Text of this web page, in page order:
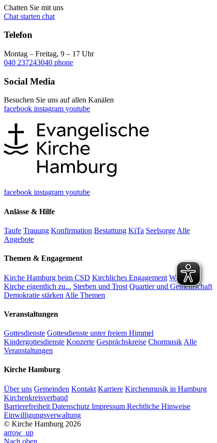
Chatten Sie mit uns
Chat starten chat
Telefon
Montag – Freitag, 9 – 17 Uhr
040 237243040 phone
Social Media
Besuchen Sie uns auf allen Kanälen
facebook instagram youtube
facebook instagram youtube
Anlässe & Hilfe
Taufe Trauung Konfirmation Bestattung KiTa Seelsorge Alle
Angebote
Themen & Engagement
Kirche Hamburg beim CSD Kirchliches Engagement Was sagt
Kirche eigentlich zu... Sterben und Trost Quartier und Gemeinschaft
Demokratie stärken Alle Themen
Veranstaltungen
Gottesdienste Gottesdienste unter freiem Himmel
Kindergottesdienste Konzerte Gesprächskreise Chormusik Alle
Veranstaltungen
Kirche Hamburg
Über uns Gemeinden Kontakt Karriere Kirchenmusik in Hamburg
Kirchenkreisverband
Barrierefreiheit Datenschutz Impressum Rechtliche Hinweise
Einwilligungsverwaltung
© Kirche Hamburg 2026
arrow_up
Nach oben